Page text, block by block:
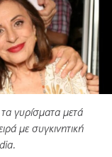
γυρίσματα μετά
με συγκινητική